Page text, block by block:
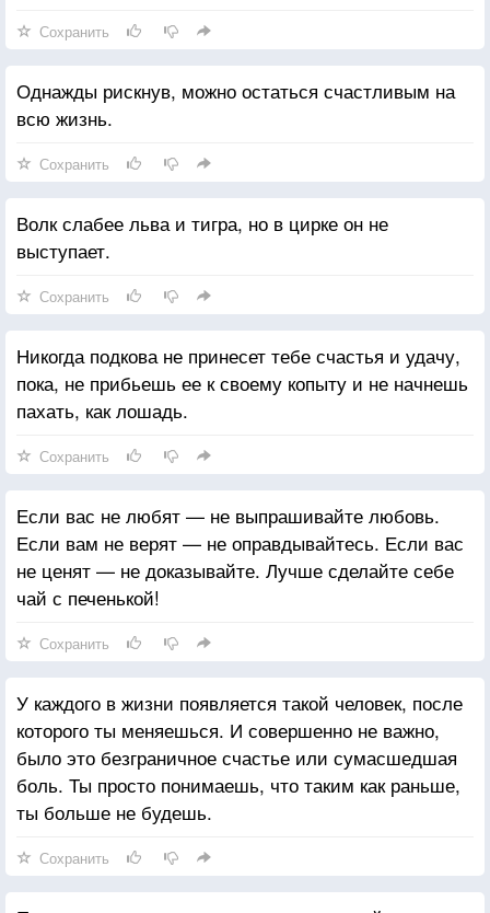
Сохранить
Однажды рискнув, можно остаться счастливым на
всю жизнь.
Сохранить
Волк слабее льва и тигра, но в цирке он не
выступает.
Сохранить
Никогда подкова не принесет тебе счастья и удачу,
пока, не прибьешь ее к своему копыту и не начнешь
пахать, как лошадь.
Сохранить
Если вас не любят — не выпрашивайте любовь.
Если вам не верят — не оправдывайтесь. Если вас
не ценят — не доказывайте. Лучше сделайте себе
чай с печенькой!
Сохранить
У каждого в жизни появляется такой человек, после
которого ты меняешься. И совершенно не важно,
было это безграничное счастье или сумасшедшая
боль. Ты просто понимаешь, что таким как раньше,
ты больше не будешь.
Сохранить